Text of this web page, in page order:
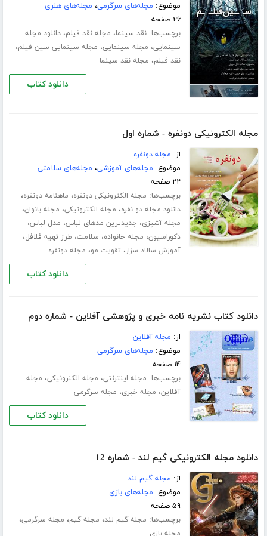
موضوع: مجله‌های سرگرمی، مجله‌های هنری
۲۶ صفحه
برچسب‌ها:نقد سینما، مجله نقد فیلم،دانلود مجله
سینمایی، مجله سینمایی، مجله سینمایی سین فیلم،
نقد فیلم، مجله نقد سینما
دانلود کتاب
مجله الکترونیکی دونفره - شماره اول
از: مجله دونفره
موضوع: مجله‌های آموزشی، مجله‌های سلامتی
۲۲ صفحه
برچسب‌ها: مجله الکترونیکی دونفره، ماهنامه دونفره،
دانلود مجله دو نفره، مجله الکترونیکی، مجله بانوان،
مجله آشپزی، جدیدترین مدهای لباس، مدل لباس،
دکوراسیون، مجله خانواده، سلامت، طرز تهیه فلافل،
آموزش سالاد سزار، تقویت مو، مجله دونفره
دانلود کتاب
دانلود کتاب نشریه نامه خبری و پژوهشی آفلاین - شماره دوم
از: مجله آفلاین
موضوع: مجله‌های سرگرمی
۱۴ صفحه
برچسب‌ها: مجله اینترنتی، مجله الکنرونیکی، مجله
آفلاین، مجله خبری، مجله سرگرمی
دانلود کتاب
دانلود مجله الکترونیکی گیم لند - شماره 12
از: مجله گیم لند
موضوع: مجله‌های بازی
۵۹ صفحه
برچسب‌ها: مجله گیم لند، مجله گیم، مجله سرگرمی،
مجله بازی